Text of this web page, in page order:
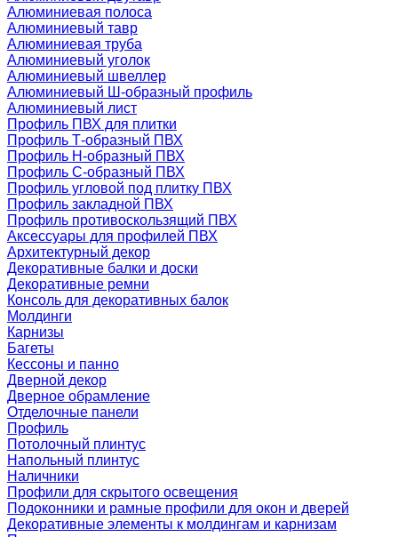
Алюминиевая полоса
Алюминиевый тавр
Алюминиевая труба
Алюминиевый уголок
Алюминиевый швеллер
Алюминиевый Ш-образный профиль
Алюминиевый лист
Профиль ПВХ для плитки
Профиль Т-образный ПВХ
Профиль H-образный ПВХ
Профиль C-образный ПВХ
Профиль угловой под плитку ПВХ
Профиль закладной ПВХ
Профиль противоскользящий ПВХ
Аксессуары для профилей ПВХ
Архитектурный декор
Декоративные балки и доски
Декоративные ремни
Консоль для декоративных балок
Молдинги
Карнизы
Багеты
Кессоны и панно
Дверной декор
Дверное обрамление
Отделочные панели
Профиль
Потолочный плинтус
Напольный плинтус
Наличники
Профили для скрытого освещения
Подоконники и рамные профили для окон и дверей
Декоративные элементы к молдингам и карнизам